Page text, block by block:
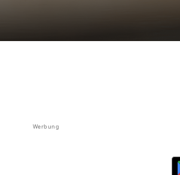
Werbung